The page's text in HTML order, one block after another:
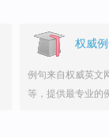
权威
例句来自权威英文
等，提供最专业的